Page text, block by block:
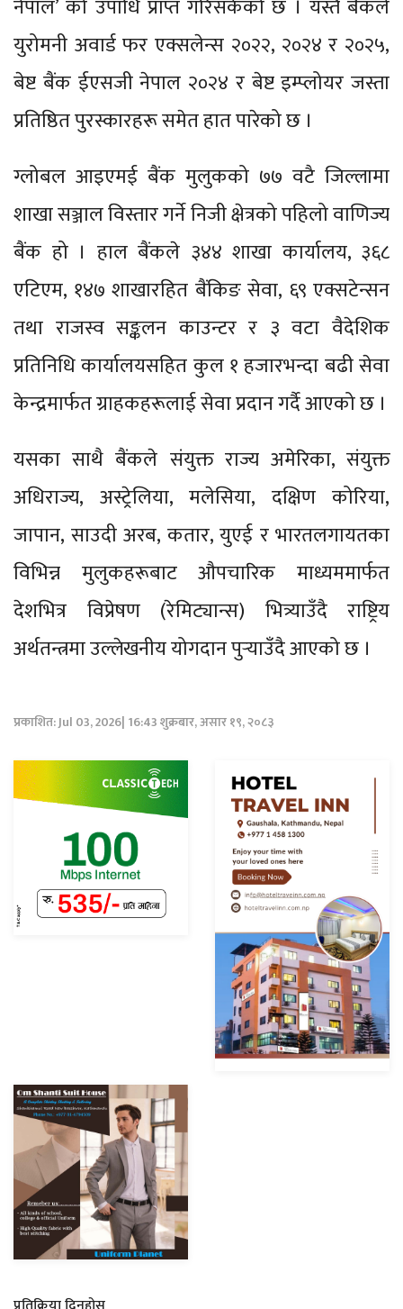
नेपाल’ को उपाधि प्राप्त गरिसकेको छ । यस्तै बैंकले
युरोमनी अवार्ड फर एक्सलेन्स २०२२, २०२४ र २०२५,
बेष्ट बैंक ईएसजी नेपाल २०२४ र बेष्ट इम्प्लोयर जस्ता
प्रतिष्ठित पुरस्कारहरू समेत हात पारेको छ ।
ग्लोबल आइएमई बैंक मुलुकको ७७ वटै जिल्लामा
शाखा सञ्जाल विस्तार गर्ने निजी क्षेत्रको पहिलो वाणिज्य
बैंक हो । हाल बैंकले ३४४ शाखा कार्यालय, ३६८
एटिएम, १४७ शाखारहित बैंकिङ सेवा, ६९ एक्सटेन्सन
तथा राजस्व सङ्कलन काउन्टर र ३ वटा वैदेशिक
प्रतिनिधि कार्यालयसहित कुल १ हजारभन्दा बढी सेवा
केन्द्रमार्फत ग्राहकहरूलाई सेवा प्रदान गर्दै आएको छ ।
यसका साथै बैंकले संयुक्त राज्य अमेरिका, संयुक्त
अधिराज्य, अस्ट्रेलिया, मलेसिया, दक्षिण कोरिया,
जापान, साउदी अरब, कतार, युएई र भारतलगायतका
विभिन्न मुलुकहरूबाट औपचारिक माध्यममार्फत
देशभित्र विप्रेषण (रेमिट्यान्स) भित्र्याउँदै राष्ट्रिय
अर्थतन्त्रमा उल्लेखनीय योगदान पुर्‍याउँदै आएको छ ।
प्रकाशित: Jul 03, 2026| 16:43 शुक्रबार, असार १९, २०८३